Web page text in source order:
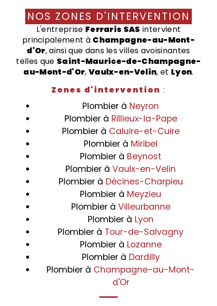
NOS ZONES D'INTERVENTION
L'entreprise Ferraris SAS intervient
principalement à Champagne-au-Mont-
d'Or, ainsi que dans les villes avoisinantes
telles que Saint-Maurice-de-Champagne-
au-Mont-d'Or, Vaulx-en-Velin, et Lyon.
Zones d'intervention :
Plombier à Neyron
Plombier à Rillieux-la-Pape
Plombier à Caluire-et-Cuire
Plombier à Miribel
Plombier à Beynost
Plombier à Vaulx-en-Velin
Plombier à Décines-Charpieu
Plombier à Meyzieu
Plombier à Villeurbanne
Plombier à Lyon
Plombier à Tour-de-Salvagny
Plombier à Lozanne
Plombier à Dardilly
Plombier à Champagne-au-Mont-
d'Or